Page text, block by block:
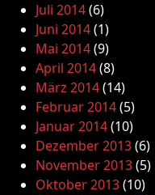
Juli 2014(6)
Juni 2014(1)
Mai 2014(9)
April 2014(8)
März 2014(14)
Februar 2014(5)
Januar 2014(10)
Dezember 2013(6)
November 2013(5)
Oktober 2013(10)